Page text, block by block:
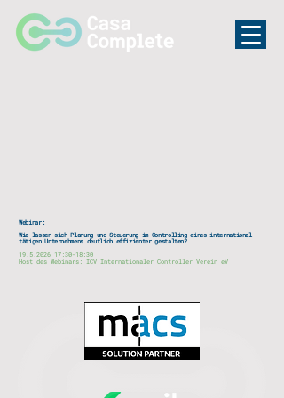
Webinar:
Wie lassen sich Planung und Steuerung im Controlling eines international
tätigen Unternehmens deutlich effizienter gestalten?
​19.5.2026 17:30-18:30
Host des Webinars: ICV Internationaler Controller Verein eV